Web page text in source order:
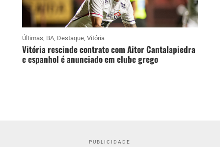
Últimas, BA, Destaque, Vitória
Vitória rescinde contrato com Aitor Cantalapiedra
e espanhol é anunciado em clube grego
PUBLICIDADE